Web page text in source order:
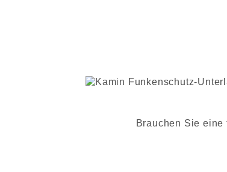
Brauchen Sie